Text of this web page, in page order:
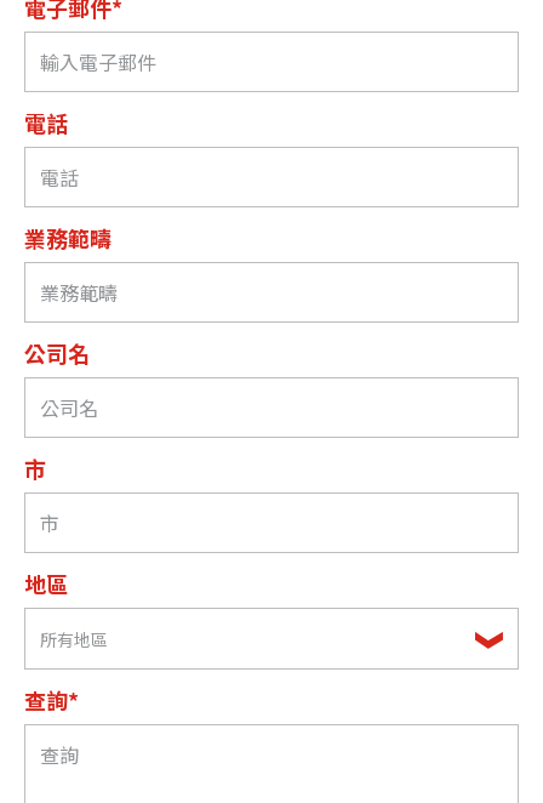
電子郵件*
電話
業務範疇
公司名
市
地區
所有地區
查詢*